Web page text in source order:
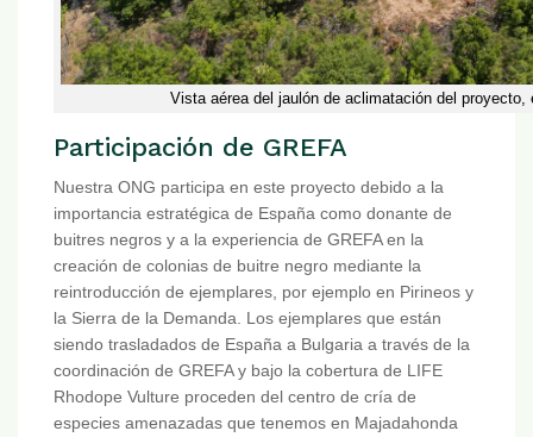
Vista aérea del jaulón de aclimatación del
Participación de GREFA
Nuestra ONG participa en este proyecto debido a la
importancia estratégica de España como donante de
buitres negros y a la experiencia de GREFA en la
creación de colonias de buitre negro mediante la
reintroducción de ejemplares, por ejemplo en Pirineos y
la Sierra de la Demanda. Los ejemplares que están
siendo trasladados de España a Bulgaria a través de la
coordinación de GREFA y bajo la cobertura de LIFE
Rhodope Vulture proceden del centro de cría de
especies amenazadas que tenemos en Majadahonda